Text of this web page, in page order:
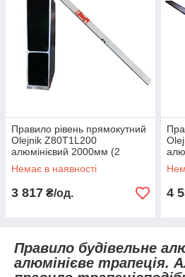
Правило рівень прямокутний
Olejnik Z80T1L200
алюмінієвий 2000мм (2
метри) один глазок для
горизонтальної площини
Немає в наявності
3 817 ₴/од. 4
Правило будівельне
алюмінієве трапеція.